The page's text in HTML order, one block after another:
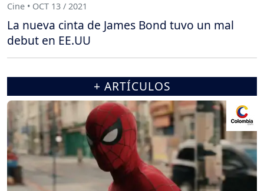
Cine • OCT 13 / 2021
La nueva cinta de James Bond tuvo un mal
debut en EE.UU
+ ARTÍCULOS